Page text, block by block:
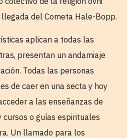
del Cometa Hale-Bopp.
aplican a todas las
presentan un andamiaje
Todas las personas
de caer en una secta y hoy
a las enseñanzas de
cursos o guías espirituales
Un llamado para los